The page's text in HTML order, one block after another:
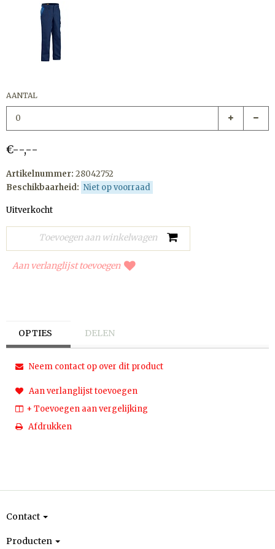
AANTAL
€--,--
Artikelnummer: 28042752
Beschikbaarheid: Niet op voorraad
Uitverkocht
Aan verlanglijst toevoegen
OPTIES DELEN
Neem contact op over dit product
Aan verlanglijst toevoegen
+ Toevoegen aan vergelijking
Afdrukken
Contact
Producten